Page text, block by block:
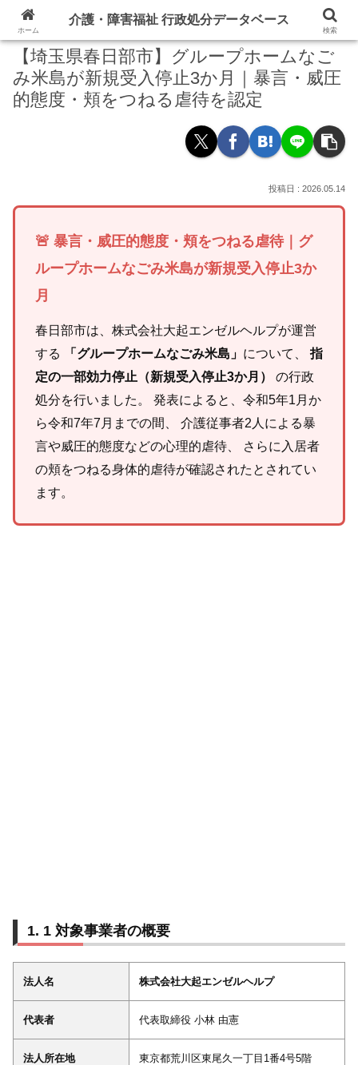
【埼玉県春日部市】グループホームなご
み米島が新規受入停止3か月｜暴言・威圧
的態度・頬をつねる虐待を認定
2026.05.14
🚨 暴言・威圧的態度・頬をつねる虐待｜グ
ループホームなごみ米島が新規受入停止3か
月
春日部市は、株式会社大起エンゼルヘルプが運営
する
「グループホームなごみ米島」 について、 指
定の一部効力停止（新規受入停止3か月）
の行政
処分を行いました。 発表によると、令和5年1月か
ら令和7年7月までの間、 介護従事者2人による暴
言や威圧的態度などの心理的虐待、 さらに入居者
の頬をつねる身体的虐待が確認されたとされてい
ます。
1 対象事業者の概要
法人名 株式会社大起エンゼルヘルプ
代表者 代表取締役 小林 由憲
法人所在地 東京都荒川区東尾久一丁目1番4号5階
ホーム
介護・障害福祉 行政処分データベース
検索